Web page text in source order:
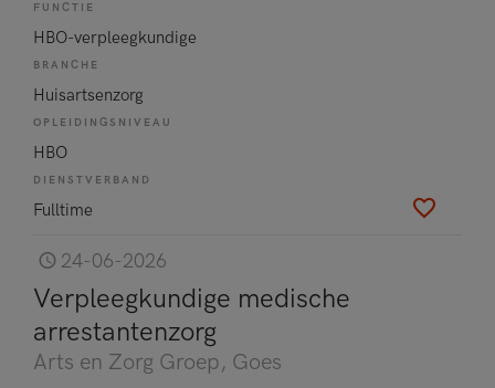
FUNCTIE
HBO-verpleegkundige
BRANCHE
Huisartsenzorg
OPLEIDINGSNIVEAU
HBO
DIENSTVERBAND
Fulltime
24-06-2026
Verpleegkundige medische
arrestantenzorg
Arts en Zorg Groep, Goes